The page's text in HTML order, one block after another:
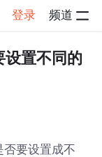
登录 频道
设置不同的
要设置成不